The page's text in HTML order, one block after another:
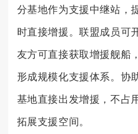
分基地作为支援中继站，
时直接增援。联盟成员可
友方可直接获取增援舰船
形成规模化支援体系。协
基地直接出发增援，不占
拓展支援空间。